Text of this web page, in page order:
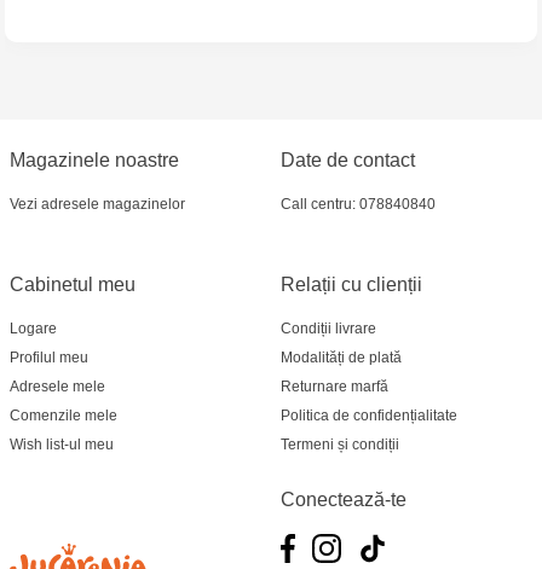
Jucărenia Bălți- EviMall, et2
Magazinele noastre
Vezi adresele magazinelor
Relații cu clienții
Condiții livrare
Modalități de plată
Returnare marfă
Politica de confidențialitate
Termeni și condiții
Cabinetul meu
Logare
Profilul meu
Adresele mele
Comenzile mele
Wish list-ul meu
Date de contact
Call centru: 078840840
Conectează-te